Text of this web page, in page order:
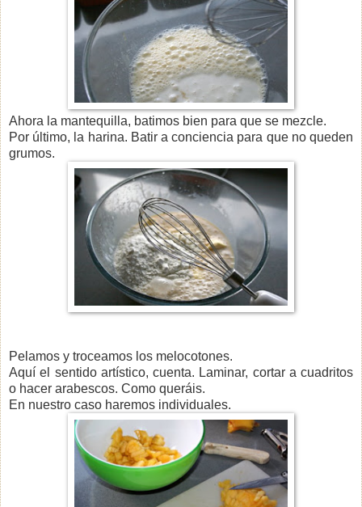
Ahora la mantequilla, batimos bien para que se mezcle.
Por último, la harina. Batir a conciencia para que no queden
grumos.
Pelamos y troceamos los melocotones.
Aquí el sentido artístico, cuenta. Laminar, cortar a cuadritos
o hacer arabescos. Como queráis.
En nuestro caso haremos individuales.